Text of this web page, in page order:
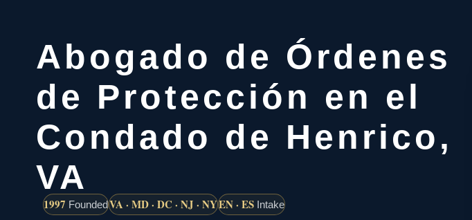
Abogado de Órdenes
de Protección en el
Condado de Henrico,
VA
1997 FoundedVA · MD · DC · NJ · NYEN · ES Intake